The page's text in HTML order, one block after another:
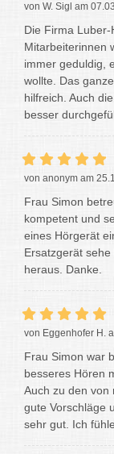
von W. Sigl am
Die Firma
Mitarbeiterinnen
immer geduldig,
wollte. Das
hilfreich. Auch
besser
von anonym am
Frau Simon
kompetent und
eines Hörgerät
Ersatzgerät
heraus. Danke.
von Eggenhofer H.
Frau Simon war
besseres Hören
Auch zu den von
gute Vorschläge
sehr gut. Ich